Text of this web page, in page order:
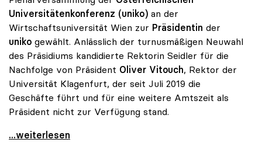
Universitätenkonferenz (uniko) an der
Wirtschaftsuniversität Wien zur Präsidentin der
uniko gewählt. Anlässlich der turnusmäßigen Neuwahl
des Präsidiums kandidierte Rektorin Seidler für die
Nachfolge von Präsident Oliver Vitouch, Rektor der
Universität Klagenfurt, der seit Juli 2019 die
Geschäfte führt und für eine weitere Amtszeit als
Präsident nicht zur Verfügung stand.
Sabine Seidler zur Präsidentin der uniko gewählt
...weiterlesen